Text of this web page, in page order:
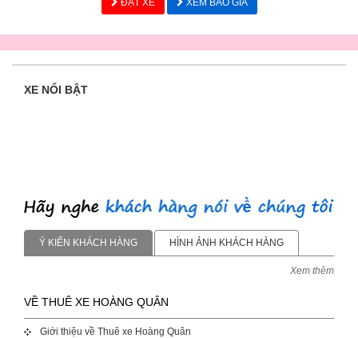
XE NỔI BẬT
Ý KIẾN KHÁCH HÀNG HÌNH ẢNH KHÁCH HÀNG
Xem thêm
VỀ THUÊ XE HOÀNG QUÂN
Giới thiệu về Thuê xe Hoàng Quân